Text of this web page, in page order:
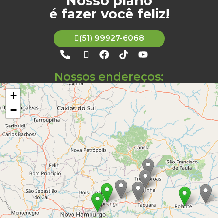
é fazer você feliz!
(51) 99927-6068
Nossos endereços:
+
−